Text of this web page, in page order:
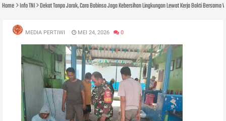
Home Info TNI Dekat Tanpa Jarak, Cara Babinsa Jaga Kebersihan Lingkungan Lewat Kerja Bakti Bersama
MEDIA PERTIWI MEI 24, 2026 0